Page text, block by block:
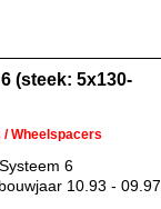
(steek: 5x130-
Wheelspacers
6
10.93 - 09.97